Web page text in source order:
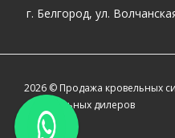
г. Белгород, ул.
2026 © Продажа кровельных
официальных дилеров